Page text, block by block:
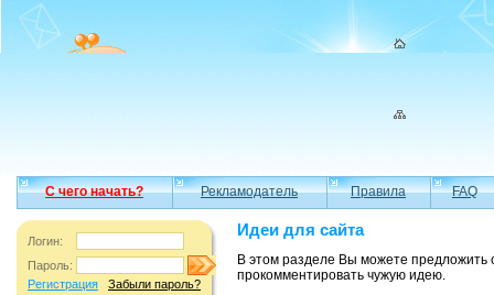
С чего начать? Рекламодатель Правила FAQ
Логин:
Пароль:
Регистрация
Забыли пароль?
Идеи для сайта
В этом разделе Вы можете
прокомментировать чужую идею.